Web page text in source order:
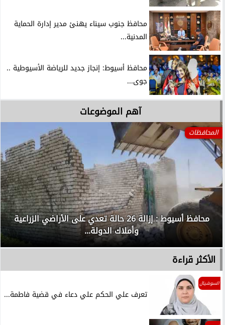
محافظ جنوب سيناء يهنئ مدير إدارة الحماية
المدنية...
محافظ أسيوط: إنجاز جديد للرياضة الأسيوطية ..
جوى...
آهم الموضوعات
المحافظات
محافظ أسيوط : إزالة 26 حالة تعدي على الأراضي الزراعية
وأملاك الدولة...
الأكثر قراءة
السوشيال
تعرف علي الحكم علي دعاء في قضية فاطمة...